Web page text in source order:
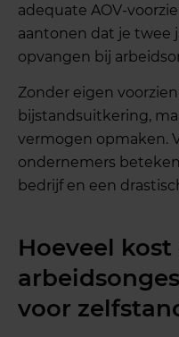
adequate AOV-
aantonen dat je twee
opvangen bij
Zonder eigen
bijstandsuitkering,
vermogen opmaken.
ondernemers
bedrijf en een
Hoeveel kost
voor